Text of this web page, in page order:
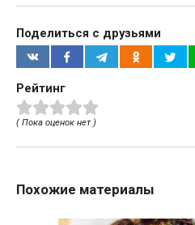
Поделиться с друзьями
Рейтинг
( Пока оценок нет )
Похожие материалы